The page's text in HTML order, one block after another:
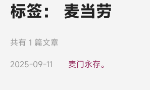
标签： 麦当劳
共有 1 篇文章
2025-09-11
麦门永存。